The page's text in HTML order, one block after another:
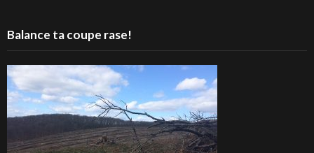
Balance ta coupe rase!